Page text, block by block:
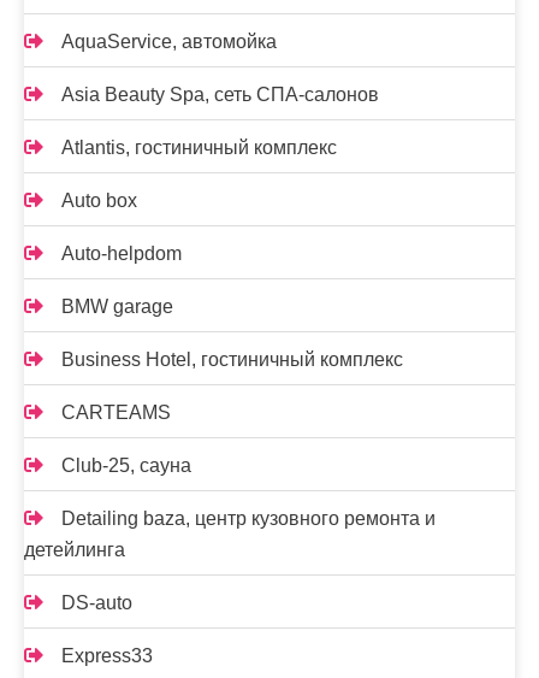
AquaService, автомойка
Asia Beauty Spa, сеть СПА-салонов
Atlantis, гостиничный комплекс
Auto box
Auto-helpdom
BMW garage
Business Hotel, гостиничный комплекс
CARTEAMS
Club-25, сауна
Detailing baza, центр кузовного ремонта и
детейлинга
DS-auto
Express33